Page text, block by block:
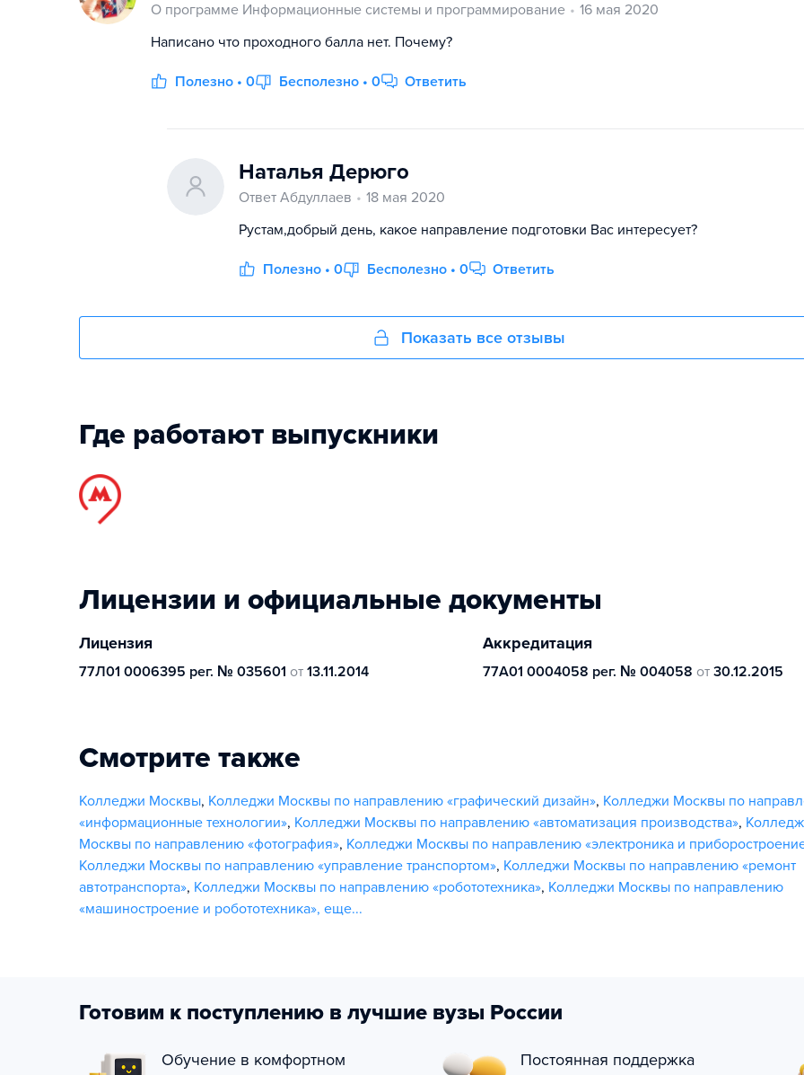
О программе Информационные системы и программирование
16 мая 2020
Написано что проходного балла нет. Почему?
Полезно • 0 Бесполезно • 0 Ответить
Наталья Дерюго
Ответ Абдуллаев
18 мая 2020
Рустам,добрый день, какое направление подготовки Вас интересует?
Полезно • 0 Бесполезно • 0 Ответить
Показать все отзывы
Где работают выпускники
Лицензии и официальные документы
Лицензия
77Л01 0006395 рег. № 035601 от 13.11.2014
Аккредитация
77А01 0004058 рег. № 004058 от 30.12.2015
Смотрите также
Колледжи Москвы, Колледжи Москвы по направлению «графический дизайн», Колледжи Москвы по
«информационные технологии», Колледжи Москвы по направлению «автоматизация производства»,
Москвы по направлению «фотография», Колледжи Москвы по направлению «электроника и
Колледжи Москвы по направлению «управление транспортом», Колледжи Москвы по направлению «ремонт
автотранспорта», Колледжи Москвы по направлению «робототехника», Колледжи Москвы по направлению
«машиностроение и робототехника», еще...
Готовим к поступлению в лучшие вузы России
Обучение в комфортном
Постоянная поддержка